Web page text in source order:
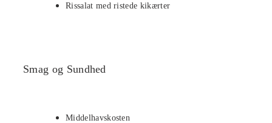
Rissalat med ristede kikærter
Smag og Sundhed
Middelhavskosten